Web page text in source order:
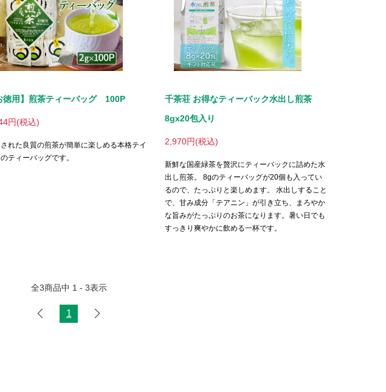
徳用】煎茶ティーバッグ 100P
円(税込)
れた良質の煎茶が簡単に楽しめる本格テイ
ティーバッグです。
千茶荘 お得なティーバック水出し煎茶
8gx20包入り
2,970円(税込)
新鮮な国産緑茶を贅沢にティーバックに詰めた水
出し煎茶。 8gのティーバッグが20個も入ってい
るので、たっぷりと楽しめます。 水出しすること
で、甘み成分「テアニン」が引き立ち、まろやか
な旨みがたっぷりのお茶になります。暑い日でも
すっきり爽やかに飲める一杯です。
全3商品中 1 - 3表示
1